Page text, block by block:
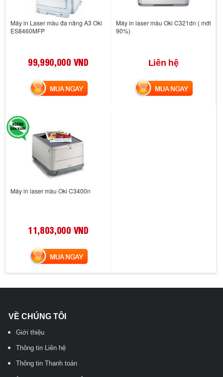
Máy in Laser màu đa năng A3 Oki
ES8460MFP
99,990,000 VND
MUA NGAY
Máy in laser màu Oki C321dn ( mới
90%)
Liên hệ
MUA NGAY
Máy in laser màu Oki C3400n
11,803,000 VND
MUA NGAY
VỀ CHÚNG TÔI
Giới thiệu
Thông tin Liên hệ
Thông tin Thanh toán